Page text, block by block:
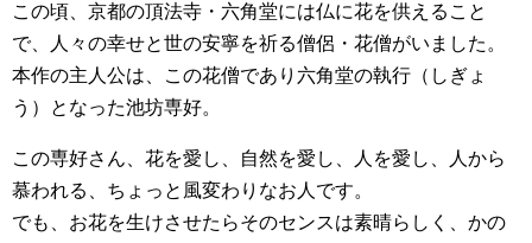
この頃、京都の頂法寺・六角堂には仏に花を供えること
で、人々の幸せと世の安寧を祈る僧侶・花僧がいました。
本作の主人公は、この花僧であり六角堂の執行（しぎょ
う）となった池坊専好。
この専好さん、花を愛し、自然を愛し、人を愛し、人から
慕われる、ちょっと風変わりなお人です。
でも、お花を生けさせたらそのセンスは素晴らしく、かの